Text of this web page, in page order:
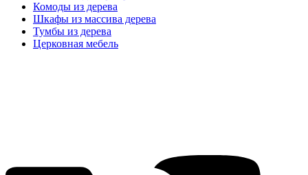
Комоды из дерева
Шкафы из массива дерева
Тумбы из дерева
Церковная мебель